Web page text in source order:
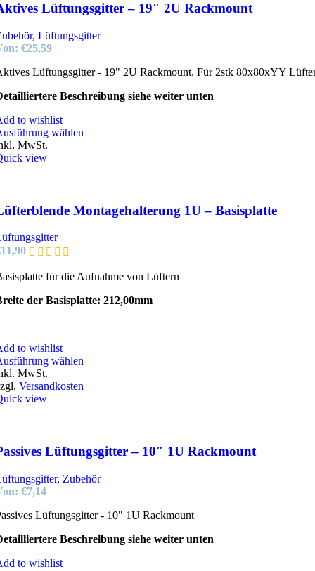
Lüftungsgitter – 19″ 2U Rackmount
, Lüftungsgitter
€25,59
Lüftungsgitter - 19" 2U Rackmount. Für 2stk 80x80xYY
Beschreibung siehe weiter unten
to wishlist
wählen
MwSt.
view
Montagehalterung 1U – Basisplatte
11,90
für die Aufnahme von Lüftern
der Basisplatte: 212,00mm
to wishlist
wählen
Optionen
können
auf
gewählt
MwSt.
Versandkosten
view
Lüftungsgitter – 10″ 1U Rackmount
, Zubehör
€7,14
Lüftungsgitter - 10" 1U Rackmount
Beschreibung siehe weiter unten
to wishlist